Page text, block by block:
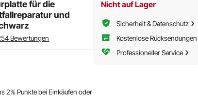
Glänzend Schwarz
für die
und
Bewertungen
2% Punkte bei Einkäufen oder
Nicht auf Lager
Sicherheit & Datenschutz
Kostenlose Rücksendungen
Professioneller Service